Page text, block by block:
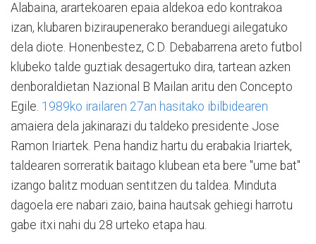
Alabaina, arartekoaren epaia aldekoa edo kontrakoa
izan, klubaren biziraupenerako beranduegi ailegatuko
dela diote. Honenbestez, C.D. Debabarrena areto futbol
klubeko talde guztiak desagertuko dira, tartean azken
denboraldietan Nazional B Mailan aritu den Concepto
Egile. 1989ko irailaren 27an hasitako ibilbidearen
amaiera dela jakinarazi du taldeko presidente Jose
Ramon Iriartek. Pena handiz hartu du erabakia Iriartek,
taldearen sorreratik baitago klubean eta bere "ume bat"
izango balitz moduan sentitzen du taldea. Minduta
dagoela ere nabari zaio, baina hautsak gehiegi harrotu
gabe itxi nahi du 28 urteko etapa hau.